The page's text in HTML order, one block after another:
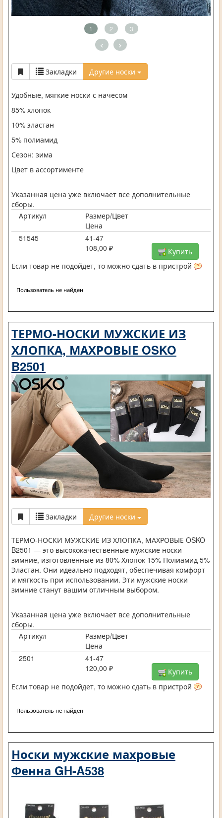
1 2 3
< >
Закладки Другие носки
Удобные, мягкие носки с начесом
85% хлопок
10% эластан
5% полиамид
Сезон: зима
Цвет в ассортименте
Указанная цена уже включает все дополнительные
сборы.
Артикул
Размер/Цвет
Цена
51545
41-47
108,00 ₽
Купить
Если товар не подойдет, то можно сдать в пристрой
Пользователь не найден
ТЕРМО-НОСКИ МУЖСКИЕ ИЗ
ХЛОПКА, МАХРОВЫЕ OSKO
B2501
Закладки Другие носки
ТЕРМО-НОСКИ МУЖСКИЕ ИЗ ХЛОПКА, МАХРОВЫЕ OSKO
B2501 — это высококачественные мужские носки
зимние, изготовленные из 80% Хлопок 15% Полиамид 5%
Эластан. Они идеально подходят, обеспечивая комфорт
и мягкость при использовании. Эти мужские носки
зимние станут вашим отличным выбором.
Указанная цена уже включает все дополнительные
сборы.
Артикул
Размер/Цвет
Цена
2501
41-47
120,00 ₽
Купить
Если товар не подойдет, то можно сдать в пристрой
Пользователь не найден
Носки мужские махровые
Фенна GH-A538